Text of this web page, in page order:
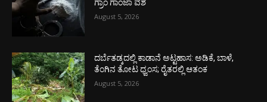
ಗ್ರಾಂ ಗಾಂಜಾ ವಶ
August 5, 2026
ದರ್ಬೆತಡ್ಕದಲ್ಲಿ ಕಾಡಾನೆ ಅಟ್ಟಹಾಸ: ಅಡಿಕೆ, ಬಾಳೆ,
ತೆಂಗಿನ ತೋಟ ಧ್ವಂಸ; ರೈತರಲ್ಲಿ ಆತಂಕ
August 5, 2026